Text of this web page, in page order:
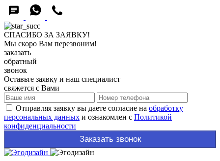
СПАСИБО ЗА ЗАЯВКУ!
Мы скоро Вам перезвоним!
заказать
обратный
звонок
Оставьте заявку и наш специалист
свяжется с Вами
Отправляя заявку вы даете согласие на обработку
персональных данных и ознакомлен с Политикой
конфиденциальности